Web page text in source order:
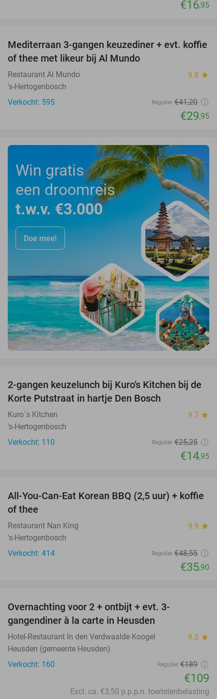
€16,95
27%
Mediterraan 3-gangen keuzediner + evt. koffie
of thee met likeur bij Al Mundo
Restaurant Al Mundo 9.8 star
's-Hertogenbosch
Verkocht: 595
Regulier €41,20
€29,95
Win gratis
een droomreis
t.w.v. €3.000
Doe mee!
41%
2-gangen keuzelunch bij Kuro's Kitchen bij de
Korte Putstraat in hartje Den Bosch
Kuro´s Kitchen 9.7 star
's-Hertogenbosch
Verkocht: 110
Regulier €25,25
€14,95
26%
All-You-Can-Eat Korean BBQ (2,5 uur) + koffie
of thee
Restaurant Nan King 9.9 star
's-Hertogenbosch
Verkocht: 414
Regulier €48,55
€35,90
Overnachting voor 2 + ontbijt + evt. 3-
gangendiner à la carte in Heusden
Hotel-Restaurant In den Verdwaalde Koogel 9.3 star
Heusden (gemeente Heusden)
Verkocht: 160
Regulier €189
€109
Excl. ca. €3,50 p.p.p.n. toeristenbelasting